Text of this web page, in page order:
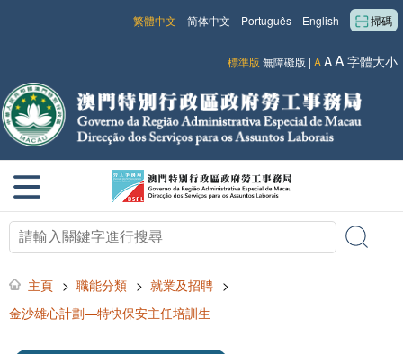
掃碼
English
Português
简体中文
繁體中文
標準版 無障礙版 | AAA字體大小
主頁 > 職能分類 > 就業及招聘 >
金沙雄心計劃—特快保安主任培訓生